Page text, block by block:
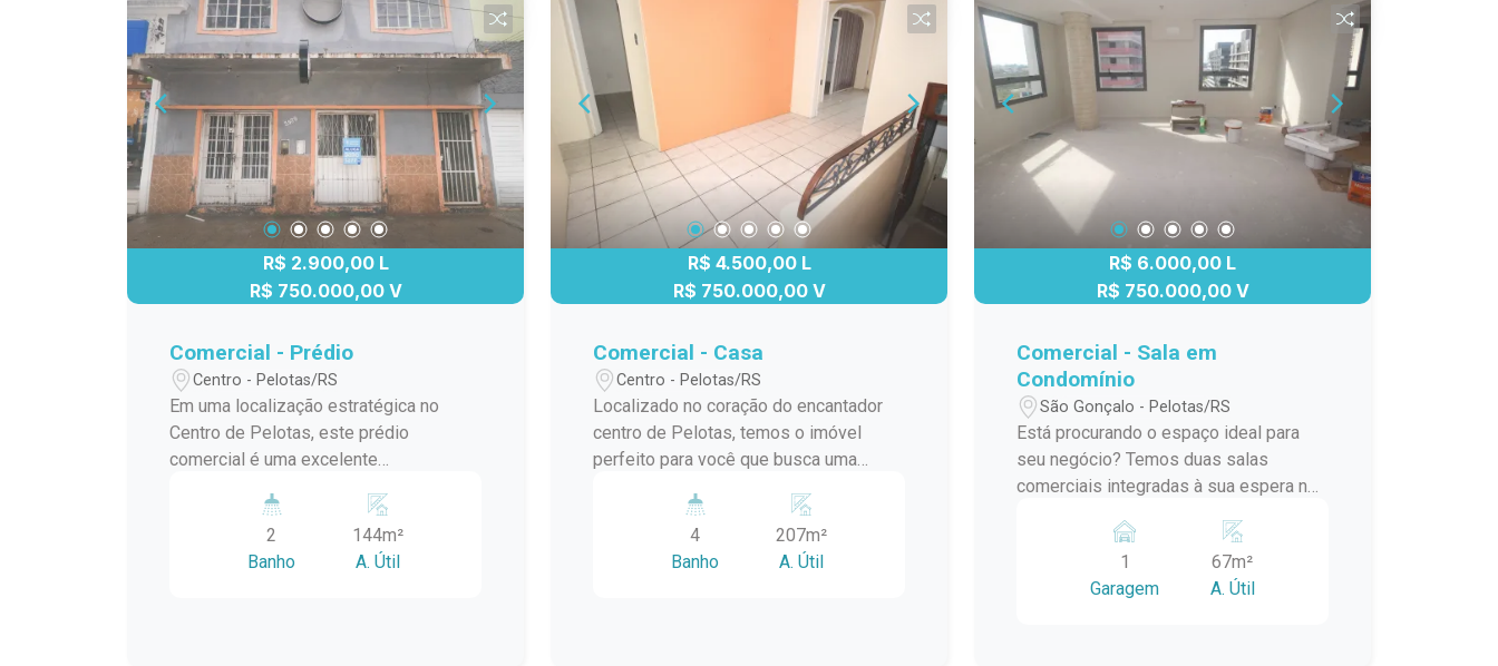
R$ 2.900,00 L
R$ 750.000,00 V
Comercial - Prédio
Centro - Pelotas/RS
Em uma localização estratégica no
Centro de Pelotas, este prédio
comercial é uma excelente
buscam visibilidade, praticidade e um
espaço versátil para desenvolver suas
atividades. Com 144,00 m² privativos
2
Banho
144m²
A. Útil
R$ 4.500,00 L
R$ 750.000,00 V
Comercial - Casa
Centro - Pelotas/RS
Localizado no coração do encantador
centro de Pelotas, temos o imóvel
perfeito para você que busca uma
Este amplo e espaçoso imóvel oferece
uma variedade de quartos e salas,
garantindo um espaço confortável para
4
Banho
207m²
A. Útil
R$ 6.000,00 L
R$ 750.000,00 V
Comercial - Sala em
Condomínio
São Gonçalo - Pelotas/RS
Está procurando o espaço ideal para
seu negócio? Temos duas salas
comerciais integradas à sua espera no
Vanguarda, no coração do Parque Una ?
uma das regiões mais valorizadas e
promissoras da cidade! Diferenciais:
1
Garagem
67m²
A. Útil